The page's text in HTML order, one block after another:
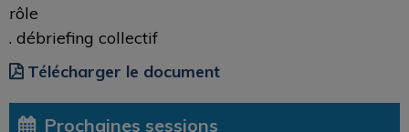
rôle
. débriefing collectif
Télécharger le document
Prochaines sessions